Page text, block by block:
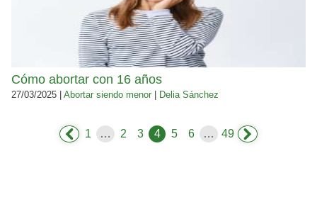
Cómo abortar con 16 años
27/03/2025 | Abortar siendo menor Delia Sánchez
1 … 2 3 4 5 6 … 49